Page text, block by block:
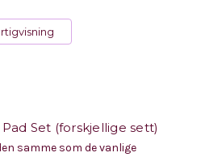
Set (forskjellige sett)
samme som de vanlige